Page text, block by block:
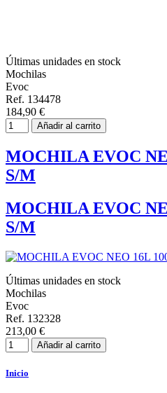
Últimas unidades en stock
Mochilas
Evoc
Ref. 134478
184,90 €
Añadir al carrito
MOCHILA EVOC
S/M
MOCHILA EVOC
S/M
Últimas unidades en stock
Mochilas
Evoc
Ref. 132328
213,00 €
Añadir al carrito
Inicio